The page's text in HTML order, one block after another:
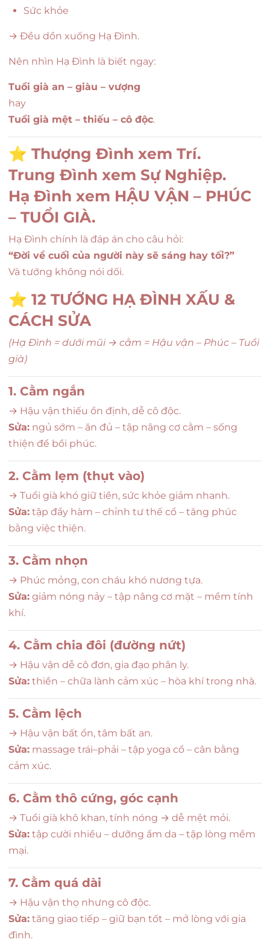
Sức khỏe
→ Đều dồn xuống Hạ Đình.
Nên nhìn Hạ Đình là biết ngay:
Tuổi già an – giàu – vượng
hay
Tuổi già mệt – thiếu – cô độc.
⭐ Thượng Đình xem Trí.
Trung Đình xem Sự Nghiệp.
Hạ Đình xem HẬU VẬN – PHÚC
– TUỔI GIÀ.
Hạ Đình chính là đáp án cho câu hỏi:
“Đời về cuối của người này sẽ sáng hay tối?”
Và tướng không nói dối.
⭐ 12 TƯỚNG HẠ ĐÌNH XẤU &
CÁCH SỬA
(Hạ Đình = dưới mũi → cằm = Hậu vận – Phúc – Tuổi
già)
1. Cằm ngắn
→ Hậu vận thiếu ổn định, dễ cô độc.
Sửa: ngủ sớm – ăn đủ – tập nâng cơ cằm – sống
thiện để bồi phúc.
2. Cằm lẹm (thụt vào)
→ Tuổi già khó giữ tiền, sức khỏe giảm nhanh.
Sửa: tập đẩy hàm – chỉnh tư thế cổ – tăng phúc
bằng việc thiện.
3. Cằm nhọn
→ Phúc mỏng, con cháu khó nương tựa.
Sửa: giảm nóng nảy – tập nâng cơ mặt – mềm tính
khí.
4. Cằm chia đôi (đường nứt)
→ Hậu vận dễ cô đơn, gia đạo phân ly.
Sửa: thiền – chữa lành cảm xúc – hòa khí trong nhà.
5. Cằm lệch
→ Hậu vận bất ổn, tâm bất an.
Sửa: massage trái–phải – tập yoga cổ – cân bằng
cảm xúc.
6. Cằm thô cứng, góc cạnh
→ Tuổi già khô khan, tính nóng → dễ mệt mỏi.
Sửa: tập cười nhiều – dưỡng ẩm da – tập lòng mềm
mại.
7. Cằm quá dài
→ Hậu vận thọ nhưng cô độc.
Sửa: tăng giao tiếp – giữ bạn tốt – mở lòng với gia
đình.